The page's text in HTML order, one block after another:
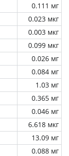
0.111 мг
0.023 мкг
0.003 мкг
0.099 мкг
0.026 мг
0.084 мг
1.03 мг
0.365 мг
0.046 мг
6.618 мкг
13.09 мг
0.088 мг